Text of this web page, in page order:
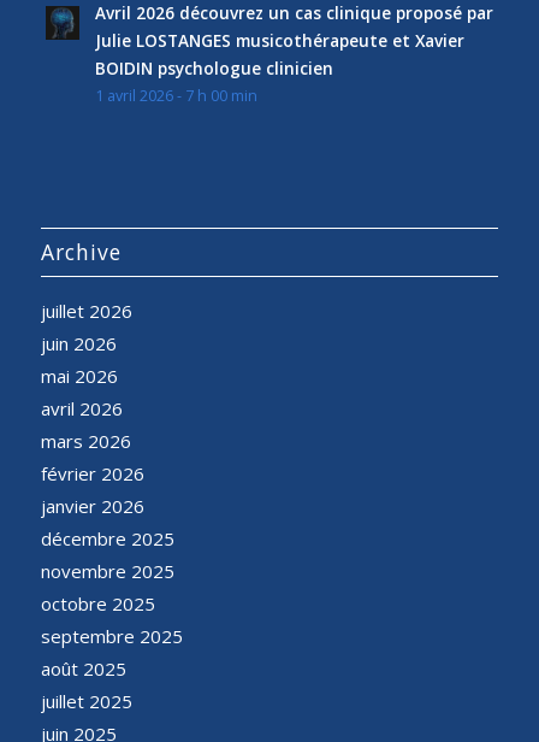
Avril 2026 découvrez un cas clinique proposé par
Julie LOSTANGES musicothérapeute et Xavier
BOIDIN psychologue clinicien
1 avril 2026 - 7 h 00 min
Archive
juillet 2026
juin 2026
mai 2026
avril 2026
mars 2026
février 2026
janvier 2026
décembre 2025
novembre 2025
octobre 2025
septembre 2025
août 2025
juillet 2025
juin 2025